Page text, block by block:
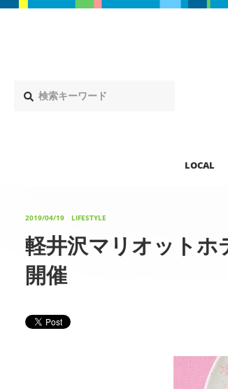
LOCAL
2019/04/19 LIFESTYLE
軽井沢マリオットホ
開催